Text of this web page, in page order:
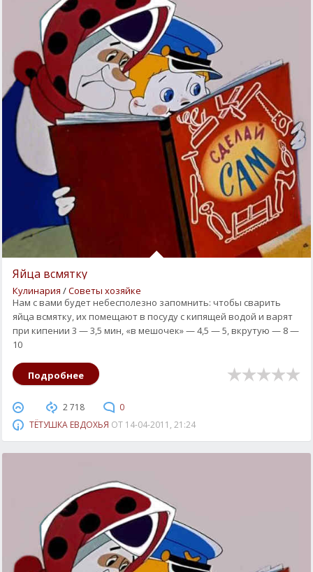
Яйца всмятку
Кулинария /Советы хозяйке
Нам с вами будет небесполезно запомнить: чтобы сварить
яйца всмятку, их помещают в посуду с кипящей водой и варят
при кипении 3 — 3,5 мин, «в мешочек» — 4,5 — 5, вкрутую — 8 —
10
Подробнее
2 718
0
ТЁТУШКА ЕВДОХЬЯ ОТ 14-04-2011, 21:24